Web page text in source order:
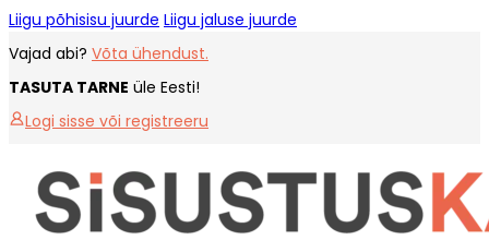
Liigu põhisisu juurde Liigu jaluse juurde
Vajad abi? Võta ühendust.
TASUTA TARNE üle Eesti!
Logi sisse või registreeru